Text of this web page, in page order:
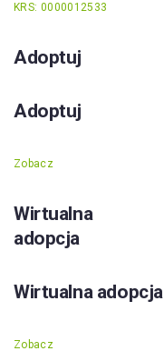
KRS: 0000012533
Adoptuj
Adoptuj
Zobacz
Wirtualna
adopcja
Wirtualna adopcja
Zobacz